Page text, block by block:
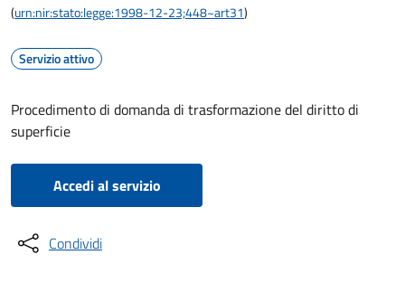
(urn:nir:stato:legge:1998-12-23;448~art31)
Servizio attivo
Procedimento di domanda di trasformazione del diritto di
superficie
Accedi al servizio
Condividi